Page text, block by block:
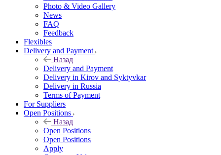
Photo & Video Gallery
News
FAQ
Feedback
Flexibles
Delivery and Payment
Назад
Delivery and Payment
Delivery in Kirov and Syktyvkar
Delivery in Russia
Terms of Payment
For Suppliers
Open Positions
Назад
Open Positions
Open Positions
Apply